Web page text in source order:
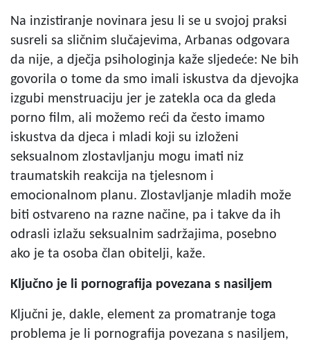
Na inzistiranje novinara jesu li se u svojoj praksi
susreli sa sličnim slučajevima, Arbanas odgovara
da nije, a dječja psihologinja kaže sljedeće: Ne bih
govorila o tome da smo imali iskustva da djevojka
izgubi menstruaciju jer je zatekla oca da gleda
porno film, ali možemo reći da često imamo
iskustva da djeca i mladi koji su izloženi
seksualnom zlostavljanju mogu imati niz
traumatskih reakcija na tjelesnom i
emocionalnom planu. Zlostavljanje mladih može
biti ostvareno na razne načine, pa i takve da ih
odrasli izlažu seksualnim sadržajima, posebno
ako je ta osoba član obitelji, kaže.
Ključno je li pornografija povezana s nasiljem
Ključni je, dakle, element za promatranje toga
problema je li pornografija povezana s nasiljem,